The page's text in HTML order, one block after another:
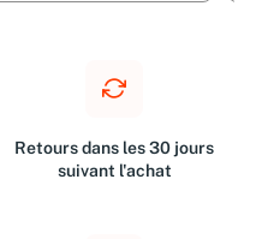
Retours dans les 30 jours
suivant l'achat